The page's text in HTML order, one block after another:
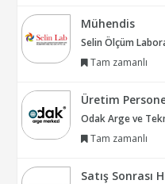
Mühendis
Selin Ölçüm
Tam zamanlı
Üretim
Odak Arge ve
Tam zamanlı
Satış Sonrası